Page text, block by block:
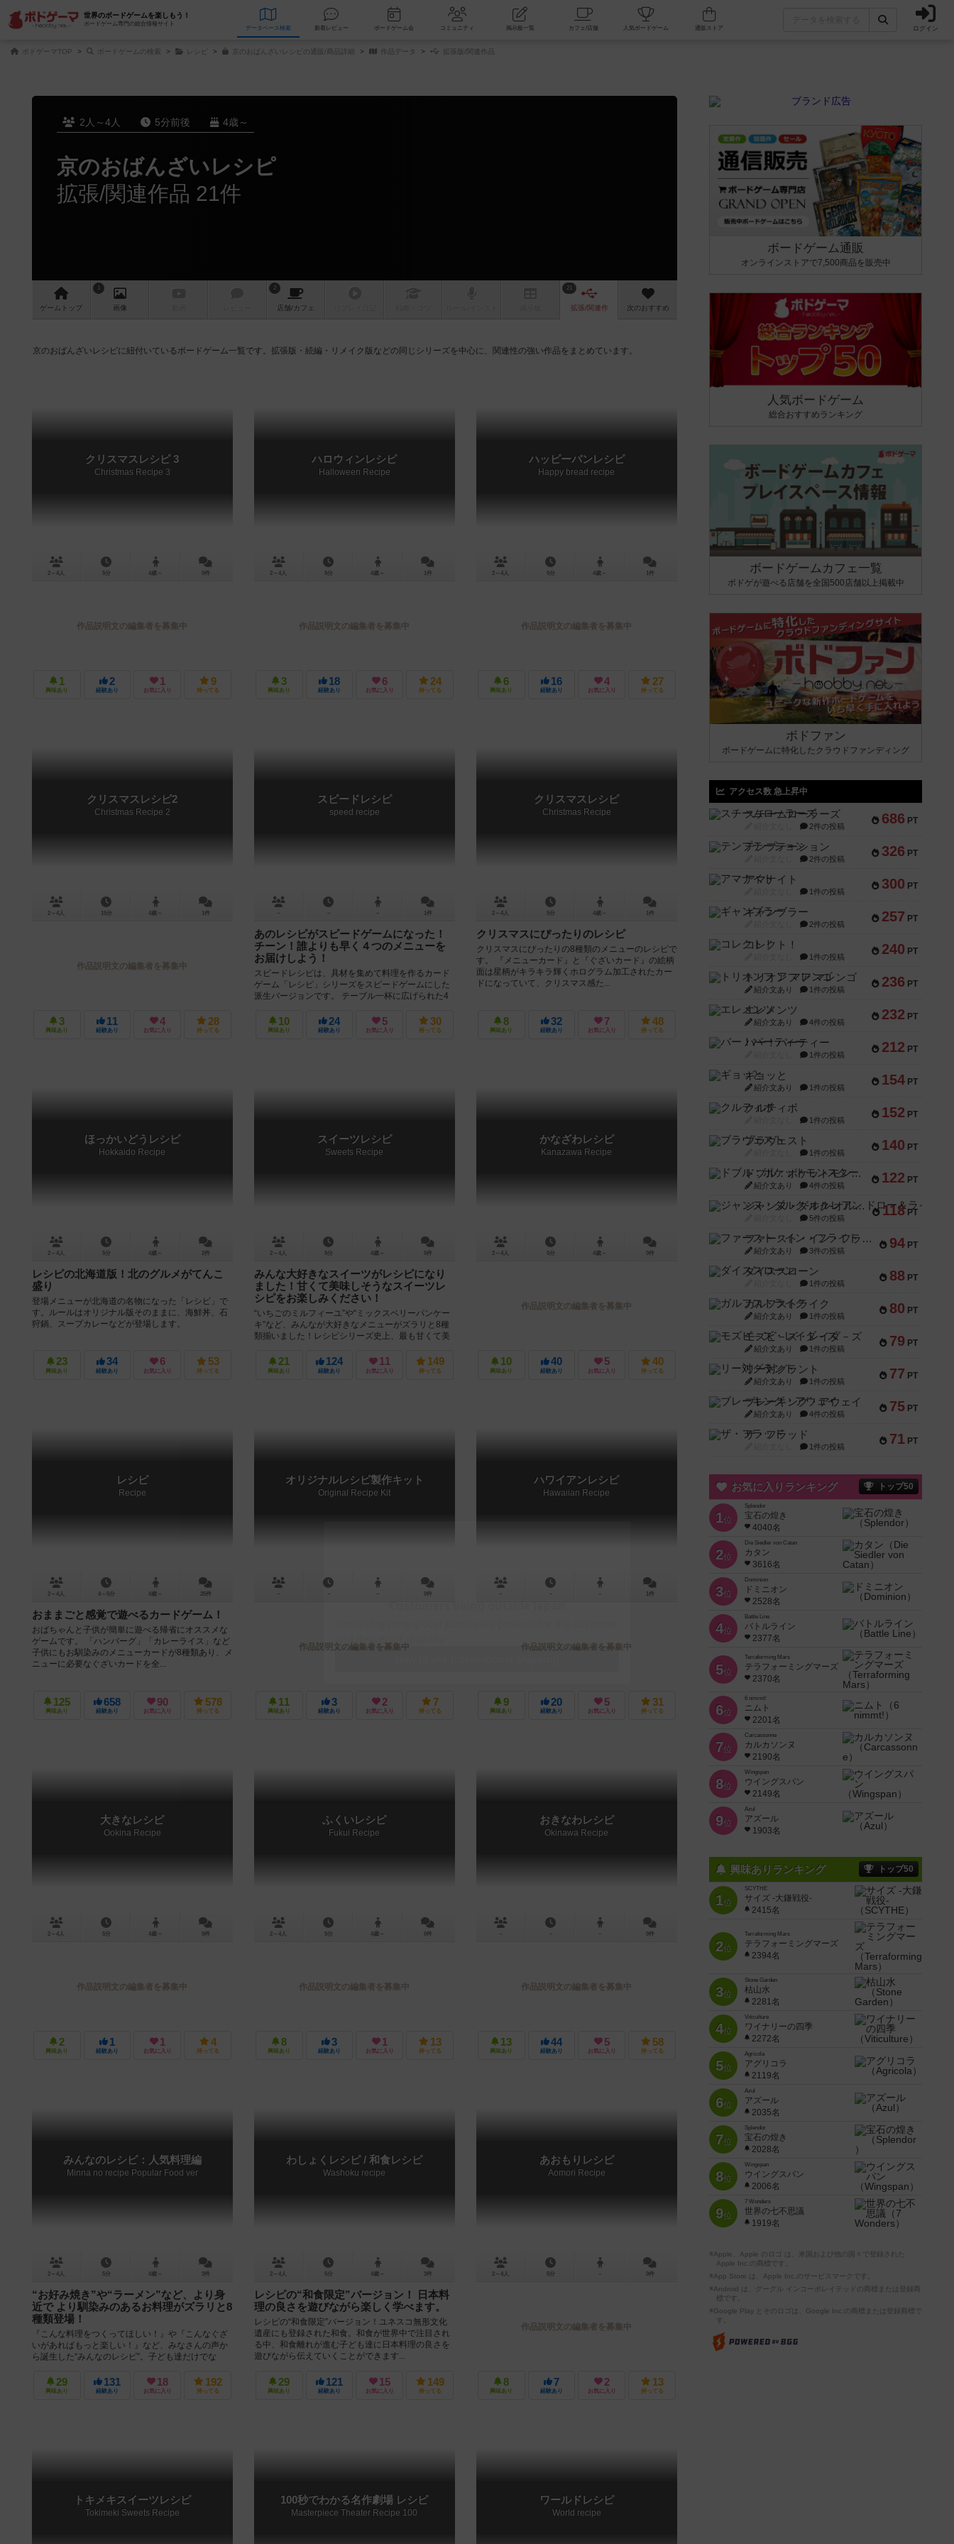
世界のボードゲームを楽しもう！
ボードゲーム専門の総合情報サイト
データベース 検索 新着レビュー ボードゲーム会 コミュニティ 掲示板一覧 カフェ/店舗 人気ボードゲーム ログイン
ボドゲーマTOP ボードゲームの検索 レシピ 京のおばんざいレシピの通販/商品詳細 作品データ 拡張版/関連作品
2人～4人 5分前後 4歳～
京のおばんざいレシピ
拡張/関連作品 21件
ゲーム トップ
1
画像
2
店舗/カフェ
21
拡張/関連作 次のおすすめ
京のおばんざいレシピに紐付いているボードゲーム一覧です。拡張版・続編・リメイク版などの同じシリーズを中心に、関連性の強い作品をまとめています。
クリスマスレシピ 3
Christmas Recipe 3
2～4人 5分 4歳～ 0件
作品説明文の編集者を募集中
1
興味あり
2
経験あり
1
お気に入り
9
持ってる
ハロウィンレシピ
Halloween Recipe
2～4人 5分 4歳～ 1件
作品説明文の編集者を募集中
3
興味あり
18
経験あり
6
お気に入り
24
持ってる
ハッピーパンレシピ
Happy bread recipe
2～4人 5分 4歳～ 1件
作品説明文の編集者を募集中
6
興味あり
16
経験あり
4
お気に入り
27
持ってる
クリスマスレシピ2
Christmas Recipe 2
2～4人 15分 4歳～ 1件
作品説明文の編集者を募集中
3
興味あり
11
経験あり
4
お気に入り
28
持ってる
スピードレシピ
speed recipe
－ － － 1件
あのレシピがスピードゲームになった！
チーン！誰よりも早く４つのメニューを
お届けしよう！
スピードレシピは、具材を集めて料理を作るカード
ゲーム「レシピ」シリーズをスピードゲームにした
派生バージョンです。 テーブル一杯に広げられた4
10
興味あり
24
経験あり
5
お気に入り
30
持ってる
クリスマスレシピ
Christmas Recipe
2～4人 5分 4歳～ 1件
クリスマスにぴったりのレシピ
クリスマスにぴったりの8種類のメニューのレシピで
す。 『メニューカード』と『ぐざいカード』の絵柄
面は星柄がキラキラ輝くホログラム加工されたカー
ドになっていて、クリスマス感た...
8
興味あり
32
経験あり
7
お気に入り
48
持ってる
ほっかいどうレシピ
Hokkaido Recipe
2～4人 5分 4歳～ 2件
レシピの北海道版！北のグルメがてんこ
盛り
登場メニューが北海道の名物になった「レシピ」で
す。ルールはオリジナル版そのままに、海鮮丼、石
狩鍋、スープカレーなどが登場します。
23
興味あり
34
経験あり
6
お気に入り
53
持ってる
スイーツレシピ
Sweets Recipe
2～4人 5分 4歳～ 5件
みんな大好きなスイーツがレシピになり
ました！甘くて美味しそうなスイーツレ
シピをお楽しみください！
“いちごのミルフィーユ”や“ミックスベリーパンケー
キ”など、みんなが大好きなメニューがズラリと8種
類揃いました！レシピシリーズ史上、最も甘くて美
21
興味あり
124
経験あり
11
お気に入り
149
持ってる
かなざわレシピ
Kanazawa Recipe
2～4人 5分 4歳～ 0件
作品説明文の編集者を募集中
10
興味あり
40
経験あり
5
お気に入り
40
持ってる
レシピ
Recipe
2～4人 4～5分 4歳～ 25件
おままごと感覚で遊べるカードゲーム！
おばちゃんと子供が簡単に遊べる帰省にオススメな
ゲームです。 「ハンバーグ」「カレーライス」など
子供にもお馴染みのメニューカードが8種類あり、メ
ニューに必要なぐざいカードを全...
125
興味あり
658
経験あり
90
お気に入り
578
持ってる
オリジナルレシピ製作キット
Original Recipe Kit
－ － － 0件
作品説明文の編集者を募集中
11
興味あり
3
経験あり
2
お気に入り
7
持ってる
ハワイアンレシピ
Hawaiian Recipe
－ － － 1件
作品説明文の編集者を募集中
9
興味あり
20
経験あり
5
お気に入り
31
持ってる
大きなレシピ
Ookina Recipe
2～4人 5分 4歳～ 0件
作品説明文の編集者を募集中
2
興味あり
1
経験あり
1
お気に入り
4
持ってる
ふくいレシピ
Fukui Recipe
2～4人 5分 4歳～ 0件
作品説明文の編集者を募集中
8
興味あり
3
経験あり
1
お気に入り
13
持ってる
おきなわレシピ
Okinawa Recipe
－ － － 0件
作品説明文の編集者を募集中
13
興味あり
44
経験あり
5
お気に入り
58
持ってる
みんなのレシピ：人気料理編
Minna no recipe Popular Food ver
2～4人 5分 4歳～ 3件
“お好み焼き”や“ラーメン”など、より身
近で より馴染みのあるお料理がズラリと8
種類登場！
『こんな料理をつくってほしい！』や『こんなぐざ
いがあればもっと楽しい！』など、みなさんの声か
ら誕生した“みんなのレシピ”。子ども達だけでな
29
興味あり
131
経験あり
18
お気に入り
192
持ってる
わしょくレシピ / 和食レシピ
Washoku recipe
2～4人 5分 4歳～ 3件
レシピの“和食限定”バージョン！ 日本料
理の良さを遊びながら楽しく学べます。
レシピの“和食限定”バージョン！ユネスコ無形文化
遺産にも登録された和食。和食が世界中で注目され
る中、和食離れが進む子ども達に日本料理の良さを
遊びながら伝えていくことができます...
29
興味あり
121
経験あり
15
お気に入り
149
持ってる
あおもりレシピ
Aomori Recipe
2～4人 5分 － 0件
作品説明文の編集者を募集中
8
興味あり
7
経験あり
2
お気に入り
13
持ってる
トキメキスイーツレシピ
Tokimeki Sweets Recipe
100秒でわかる名作劇場 レシピ
Masterpiece Theater Recipe 100
ワールドレシピ
World recipe
ボードゲーム通販
オンラインストアで7,500商品を販売中
人気ボードゲーム
総合おすすめランキング
ボードゲームカフェ一覧
ボドゲが遊べる店舗を全国500店舗以上掲載中
ボドファン
ボードゲームに特化したクラウドファンディング
アクセス数 急上昇中
686 PT
スチームローラーズ
2件の投稿
326 PT
テンプテーション
2件の投稿
300 PT
アマナイト
1件の投稿
257 PT
ギャンブラー
2件の投稿
240 PT
コレクト！
1件の投稿
236 PT
トリオンフ ア マレンゴ
紹介文あり 1件の投稿
232 PT
エレメンツ
紹介文あり 4件の投稿
212 PT
バー！パーティー
1件の投稿
154 PT
ギョッと
紹介文あり 1件の投稿
152 PT
クルティボ
1件の投稿
140 PT
ブラヴェスト
1件の投稿
122 PT
ドブル：ポケットモンスター
紹介文あり 4件の投稿
118 PT
ジャンヌ・ダルク-オルレアン ドロー＆ライト
5件の投稿
94 PT
ファースト・イン・フライト
紹介文あり 3件の投稿
88 PT
ダイススローン
1件の投稿
80 PT
ガルフストライク
紹介文あり 1件の投稿
79 PT
モズビ－ズ・レイダ－ズ
紹介文あり 1件の投稿
77 PT
リー対グラント
紹介文あり 1件の投稿
75 PT
ブレーキング・アウェイ
紹介文あり 4件の投稿
71 PT
ザ・フラッド
1件の投稿
お気に入りランキング トップ50
1位
Splendor
宝石の煌き
4040名
2位
Die Siedler von Catan
カタン
3616名
3位
Dominion
ドミニオン
2528名
4位
Battle Line
バトルライン
2377名
5位
Terraforming Mars
テラフォーミングマーズ
2370名
6位
6 nimmt!
ニムト
2201名
7位
Carcassonne
カルカソンヌ
2190名
8位
Wingspan
ウイングスパン
2149名
9位
Azul
アズール
1903名
興味ありランキング トップ50
1位
SCYTHE
サイズ -大鎌戦役-
2415名
2位
Terraforming Mars
テラフォーミングマーズ
2394名
3位
Stone Garden
枯山水
2281名
4位
Viticulture
ワイナリーの四季
2272名
5位
Agricola
アグリコラ
2119名
6位
Azul
アズール
2035名
7位
Splendor
宝石の煌き
2028名
8位
Wingspan
ウイングスパン
2006名
9位
7 Wonders
世界の七不思議
1919名
※Apple、Apple のロゴ は、米国および他の国々で登録された
Apple Inc.の商標です。
※App Store は、Apple Inc.のサービスマークです。
※Android は、グーグル インコーポレイテッドの商標または登録商
標です。
※Google Play とそのロゴは、Google Inc.の商標または登録商標で